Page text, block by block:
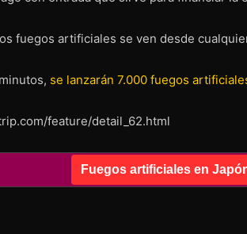
fuegos artificiales se ven desde
se lanzarán 7.000 fuegos
feature/detail_62.html
Fuegos artificiales en